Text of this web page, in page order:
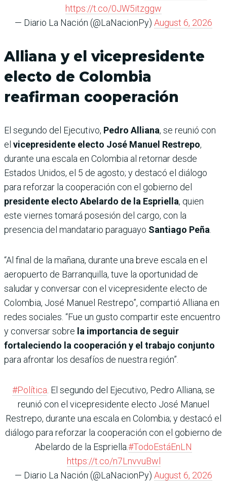
https://t.co/0JW5itzggw
— Diario La Nación (@LaNacionPy) August 6, 2026
Alliana y el vicepresidente
electo de Colombia
reafirman cooperación
El segundo del Ejecutivo, Pedro Alliana, se reunió con
el vicepresidente electo José Manuel Restrepo,
durante una escala en Colombia al retornar desde
Estados Unidos, el 5 de agosto; y destacó el diálogo
para reforzar la cooperación con el gobierno del
presidente electo Abelardo de la Espriella, quien
este viernes tomará posesión del cargo, con la
presencia del mandatario paraguayo Santiago Peña
“Al final de la mañana, durante una breve escala en el
aeropuerto de Barranquilla, tuve la oportunidad de
saludar y conversar con el vicepresidente electo de
Colombia, José Manuel Restrepo”, compartió Alliana en
redes sociales. “Fue un gusto compartir este encuentro
y conversar sobre la importancia de seguir
fortaleciendo la cooperación y el trabajo conjunto
para afrontar los desafíos de nuestra región”.
#Política . El segundo del Ejecutivo, Pedro Alliana, se
reunió con el vicepresidente electo José Manuel
Restrepo, durante una escala en Colombia; y destacó el
diálogo para reforzar la cooperación con el gobierno de
Abelardo de la Espriella.#TodoEstáEnLN
https://t.co/n7LnvvuBwl
— Diario La Nación (@LaNacionPy) August 6, 2026